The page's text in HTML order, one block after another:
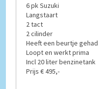
6 pk Suzuki
Langstaart
2 tact
2 cilinder
Heeft een beurtje gehad
Loopt en werkt prima
Incl 20 liter benzinetank
Prijs € 495,-